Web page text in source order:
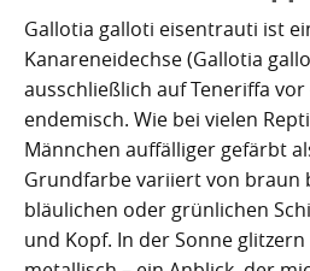
Das
Pyramiden von
Giftige Insekten und
Riesenkalmare in den
Inseln
Garachico
Granadilla de
Güímar
Guía de
Icod de los
Achamán -
Guayota - Teide, Feuer und
Magec - Sonne, Licht
Chaxiraxi -
Achuguayo - Mond, Zeit
San
Wie Kastilien die
Die Schlachten
Der
Konstanz und
Nachhaltig bauen und
Walbeobachtung
Star Wars auf
Ferienwohnungen
Finca oder
Die Cochenille-
Teneriffas
Gallotia galloti eisentrauti ist
Kanareneidechse (Gallotia
ausschließlich auf Teneriffa vor
endemisch. Wie bei vielen
Männchen auffälliger gefärbt
Grundfarbe variiert von braun
bläulichen oder grünlichen
und Kopf. In der Sonne